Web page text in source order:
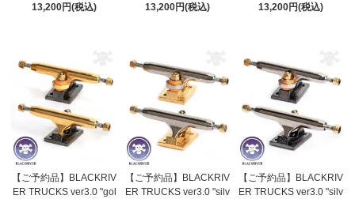
13,200円(税込)
13,200円(税込)
13,200円(税込)
【ご予約品】BLACKRIV
ER TRUCKS ver3.0 "gol
【ご予約品】BLACKRIV
ER TRUCKS ver3.0 "silv
【ご予約品】BLACKRIV
ER TRUCKS ver3.0 "silv